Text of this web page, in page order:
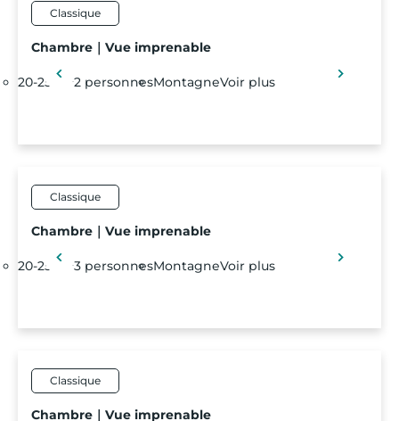
Classique
Chambre｜Vue imprenable
20-25 m²2 personnesMontagneVoir plus
Classique
Chambre｜Vue imprenable
20-25 m²3 personnesMontagneVoir plus
Classique
Chambre｜Vue imprenable